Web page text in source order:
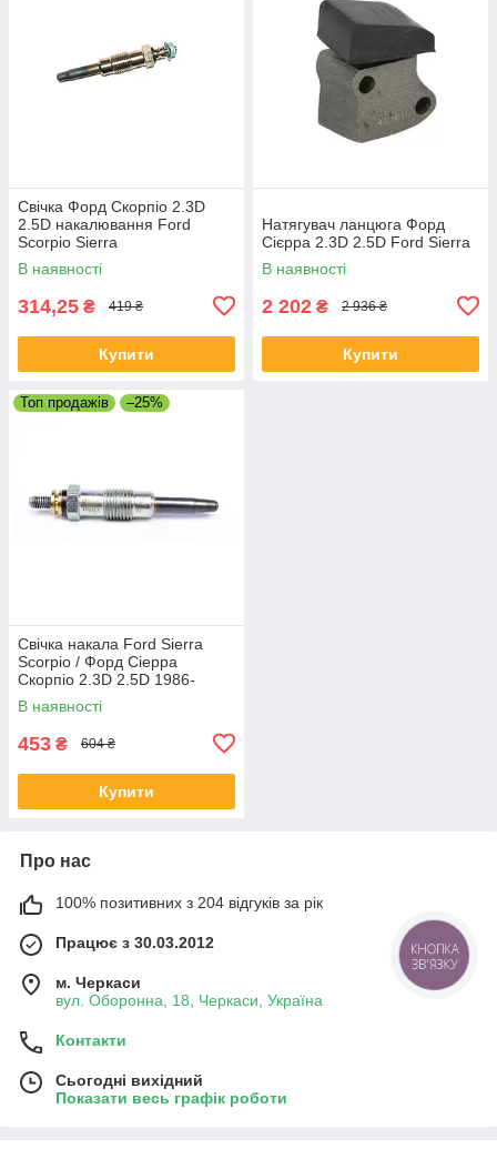
Свічка Форд Скорпіо 2.3D
2.5D накалювання Ford
Scorpio Sierra
В наявності
314,25 ₴ 419 ₴
Купити
Натягувач ланцюга Форд
Сієрра 2.3D 2.5D Ford Sierra
В наявності
2 202 ₴ 2 936 ₴
Купити
Топ продажів –25%
Свічка накала Ford Sierra
Scorpio / Форд Сіерра
Скорпіо 2.3D 2.5D 1986-
В наявності
453 ₴ 604 ₴
Купити
Про нас
100% позитивних з 204 відгуків за рік
Працює з 30.03.2012
м. Черкаси
вул. Оборонна, 18, Черкаси, Україна
Контакти
Сьогодні вихідний
Показати весь графік роботи
КНОПКА
ЗВ'ЯЗКУ